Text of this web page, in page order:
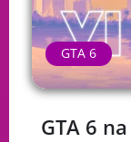
GTA 6
GTA 6